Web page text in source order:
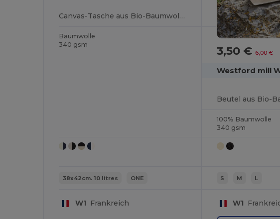
Canvas-Tasche aus Bio-Baumwolle mit kontrastierenden Griffen
Baumwolle
340 gsm
38x42cm. 10 litres ONE
W1 Frankreich
3,50 € 6,00 €
Westford mill
Beutel aus Bio-
100% Baumwolle
340 gsm
S M L
W1